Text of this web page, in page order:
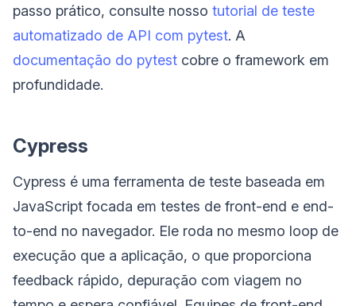
passo prático, consulte nosso tutorial de teste
automatizado de API com pytest. A
documentação do pytest cobre o framework em
profundidade.
Cypress
Cypress é uma ferramenta de teste baseada em
JavaScript focada em testes de front-end e end-
to-end no navegador. Ele roda no mesmo loop de
execução que a aplicação, o que proporciona
feedback rápido, depuração com viagem no